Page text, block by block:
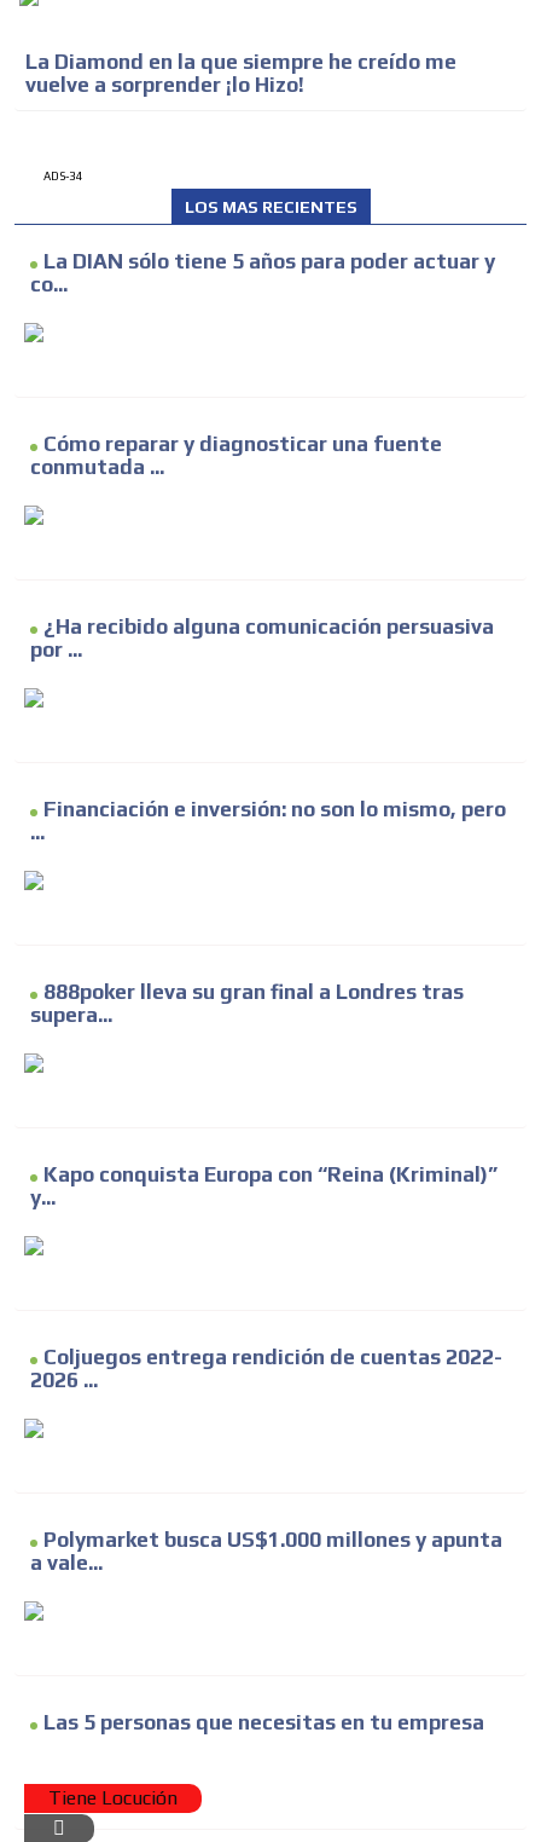
La Diamond en la que siempre he creído me
vuelve a sorprender ¡lo Hizo!
ADS-34
LOS MAS RECIENTES
La DIAN sólo tiene 5 años para poder actuar y
co...
Cómo reparar y diagnosticar una fuente
conmutada ...
¿Ha recibido alguna comunicación persuasiva
por ...
Financiación e inversión: no son lo mismo, pero
...
888poker lleva su gran final a Londres tras
supera...
Kapo conquista Europa con “Reina (Kriminal)”
y...
Coljuegos entrega rendición de cuentas 2022-
2026 ...
Polymarket busca US$1.000 millones y apunta
a vale...
Las 5 personas que necesitas en tu empresa
Tiene Locución